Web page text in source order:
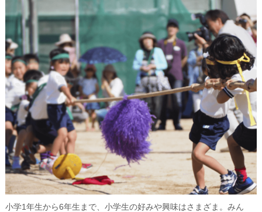
小学1年生から6年生まで、小学生の好みや興味はさまざま。みん